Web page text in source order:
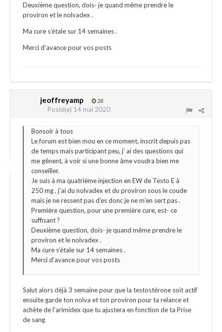
Deuxième question, dois- je quand même prendre le
proviron et le nolvadex .
Ma cure s’étale sur 14 semaines .
Merci d’avance pour vos posts
jeoffreyamp 28
Posté(e) 14 mai 2020
Bonsoir à tous
Le forum est bien mou en ce moment, inscrit depuis pas
de temps mais participant peu, j’ ai des questions qui
me gênent, à voir si une bonne âme voudra bien me
conseiller.
Je suis à ma quatrième injection en EW de Testo E à
250 mg , j’ai du nolvadex et du proviron sous le coude
mais je ne ressent pas d’es donc je ne m’en sert pas .
Première question, pour une première cure, est- ce
suffisant ?
Deuxième question, dois- je quand même prendre le
proviron et le nolvadex .
Ma cure s’étale sur 14 semaines .
Merci d’avance pour vos posts
Salut alors déjà 3 semaine pour que la testostérone soit actif
ensuite garde ton nolva et ton proviron pour ta relance et
achète de l’arimidex que tu ajustera en fonction de ta Prise
de sang